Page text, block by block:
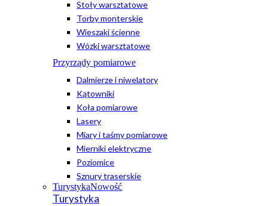
Stoły warsztatowe
Torby monterskie
Wieszaki ścienne
Wózki warsztatowe
Przyrządy pomiarowe
Dalmierze i niwelatory
Kątowniki
Koła pomiarowe
Lasery
Miary i taśmy pomiarowe
Mierniki elektryczne
Poziomice
Sznury traserskie
TurystykaNowość
Turystyka